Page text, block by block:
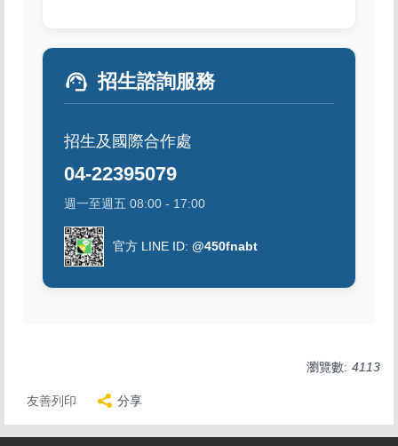
support_agent 招生諮詢服務
招生及國際合作處
04-22395079
週一至週五 08:00 - 17:00
官方 LINE ID: @450fnabt
瀏覽數: 4113
友善列印 分享